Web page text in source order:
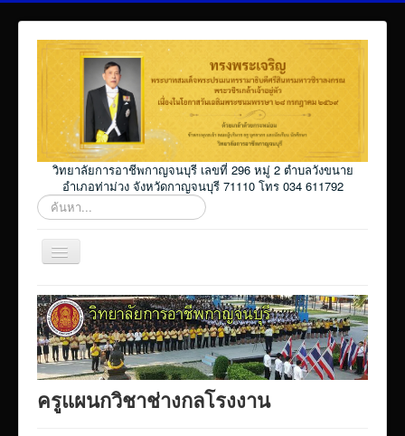
วิทยาลัยการอาชีพกาญจนบุรี เลขที่ 296 หมู่ 2 ตำบลวังขนาย
อำเภอท่าม่วง จังหวัดกาญจนบุรี 71110 โทร 034 611792
ค้นหา...
สลับ
เก
ชั่น
Home
โปรแกรม ศธ02 ออนไลน์
Elearning_kicec
Facebookงานประชาสัมพันธ์
ครูแผนกวิชาช่างกลโรงงาน